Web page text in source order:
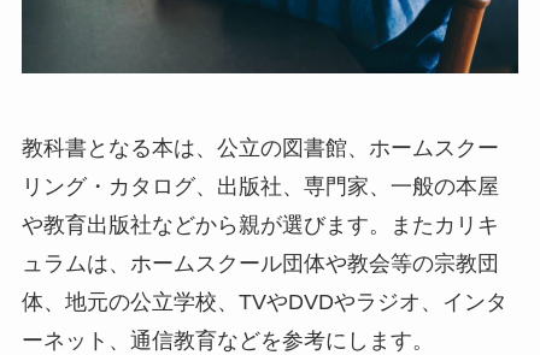
教科書となる本は、公立の図書館、ホームスクー
リング・カタログ、出版社、専門家、一般の本屋
や教育出版社などから親が選びます。またカリキ
ュラムは、ホームスクール団体や教会等の宗教団
体、地元の公立学校、TVやDVDやラジオ、インタ
ーネット、通信教育などを参考にします。